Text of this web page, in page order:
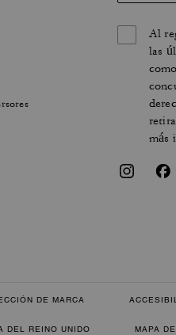
Al
las
más
DE MARCA
DEL REINO UNIDO MAPA